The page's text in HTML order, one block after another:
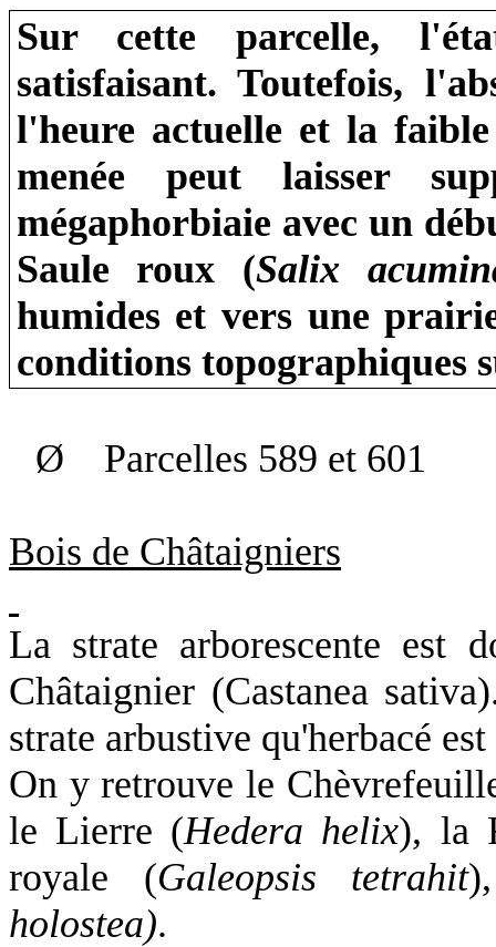
Sur cette parcelle,
satisfaisant. Toutefois,
l'heure actuelle et la
menée peut laisser
mégaphorbiaie avec un
Saule roux (Salix
humides et vers une
conditions topographiques
Ø Parcelles 589 et 601
Bois de Châtaigniers
La strate arborescente est
Châtaignier (Castanea
strate arbustive qu'herbacé
On y retrouve le
le Lierre (Hedera helix), la
royale (Galeopsis tetrahit
holostea).